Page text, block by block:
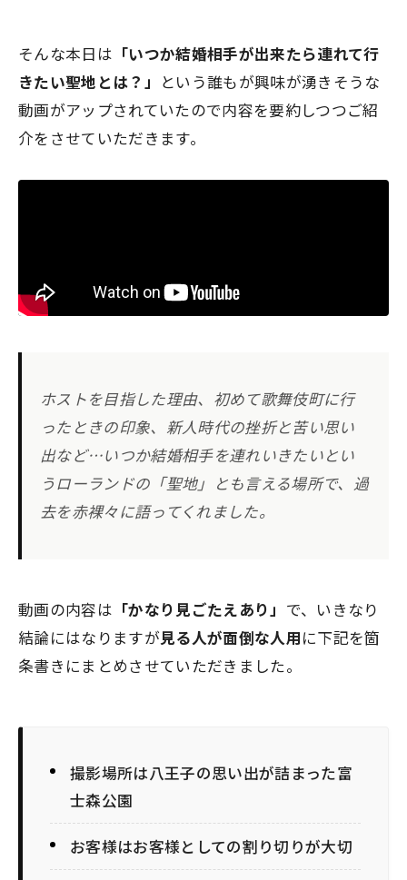
そんな本日は 「いつか結婚相手が出来たら連れて行
きたい聖地とは？」 という誰もが興味が湧きそうな
動画がアップされていたので内容を要約しつつご紹
介をさせていただきます。
ホストを目指した理由、初めて歌舞伎町に行
ったときの印象、新人時代の挫折と苦い思い
出など…いつか結婚相手を連れいきたいとい
うローランドの「聖地」とも言える場所で、過
去を赤裸々に語ってくれました。
動画の内容は 「かなり見ごたえあり」 で、いきなり
結論にはなりますが見る人が面倒な人用に下記を箇
条書きにまとめさせていただきました。
撮影場所は八王子の思い出が詰まった富
士森公園
お客様はお客様としての割り切りが大切